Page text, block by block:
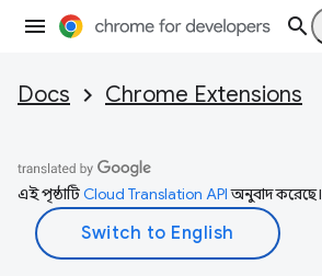
Docs Chrome Extensions
এই পৃষ্ঠাটিCloud Translation APIঅনুবাদ করেছে।